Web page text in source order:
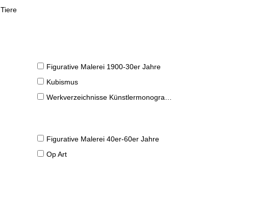
Tiere
Figurative Malerei 1900-30er Jahre
Kubismus
Werkverzeichnisse Künstlermonographien
Figurative Malerei 40er-60er Jahre
Op Art